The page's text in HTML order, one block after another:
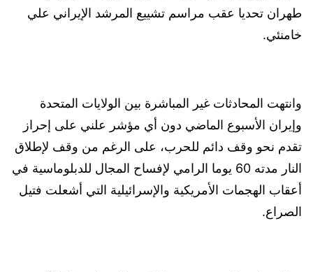
طهران تحديا عقب مراسم تشييع ​المرشد الإيراني علي
خامنئي.
وانتهت المحادثات غير المباشرة بين ‌الولايات المتحدة
وإيران الأسبوع الماضي دون أي مؤشر علني على إحراز
تقدم ‌نحو وقف ‌دائم للحرب، على الرغم من وقف لإطلاق
النار مدته 60 يوما الرامي لإفساح المجال للدبلوماسية في
أعقاب الهجمات الأمريكية والإسرائيلية التي أشعلت فتيل
الصراع.